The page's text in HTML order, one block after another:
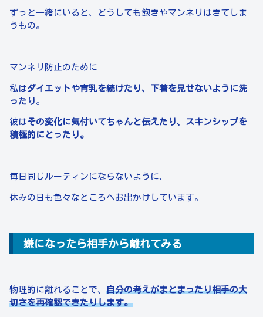
ずっと一緒にいると、どうしても飽きやマンネリはきてしま
うもの。
マンネリ防止のために
私はダイエットや育乳を続けたり、下着を見せないように洗
ったり 。
彼はその変化に気付いてちゃんと伝えたり、スキンシップを
積極的にとったり。
毎日同じルーティンにならないように、
休みの日も色々なところへお出かけしています。
嫌になったら相手から離れてみる
物理的に離れることで、 自分の考えがまとまったり相手の大
切さを再確認できたりします。